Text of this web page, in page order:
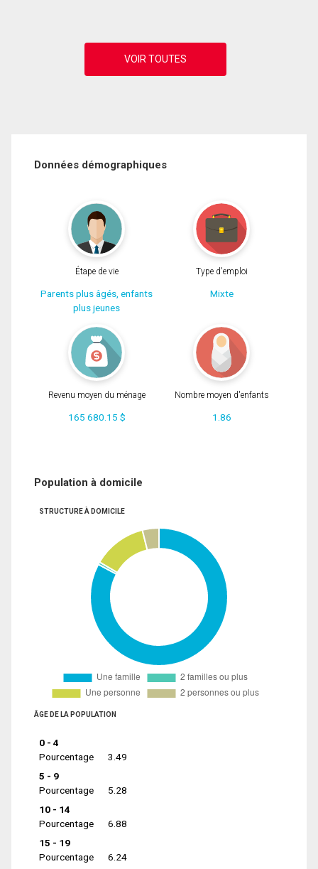
Données démographiques
Étape de vie
Parents plus âgés, enfants
plus jeunes
Type d'emploi
Mixte
Revenu moyen du ménage
165 680.15 $
Nombre moyen d'enfants
1.86
Population à domicile
STRUCTURE À DOMICILE
ÂGE DE LA POPULATION
0 - 4
Pourcentage
3.49
5 - 9
Pourcentage
5.28
10 - 14
Pourcentage
6.88
15 - 19
Pourcentage
6.24